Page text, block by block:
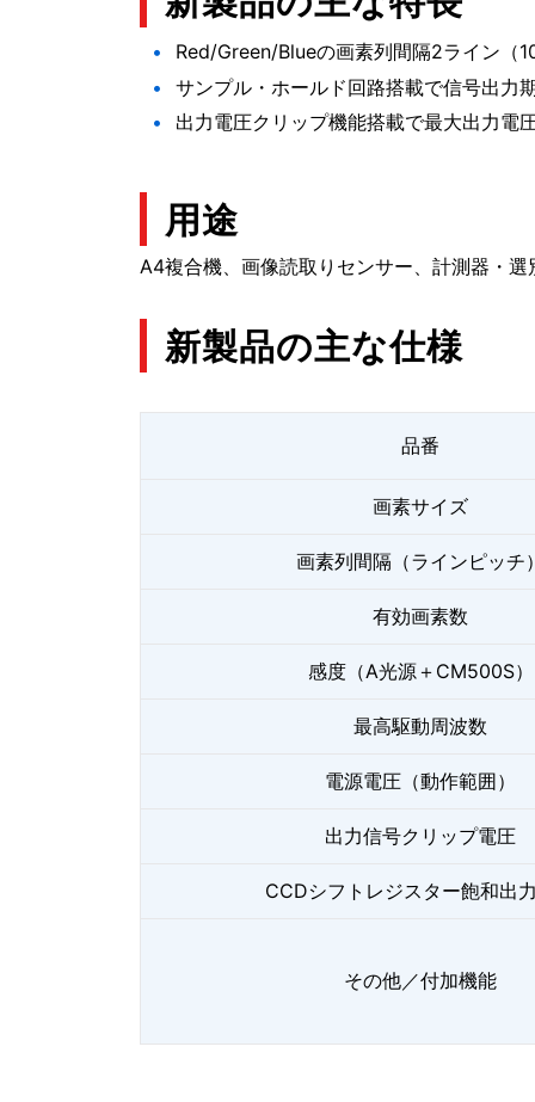
Red/Green/Blueの画素列間隔2ライン（
サンプル・ホールド回路搭載で信号出力
出力電圧クリップ機能搭載で最大出力電
用途
A4複合機、画像読取りセンサー、計測器・
新製品の主な仕様
品番
画素サイズ
画素列間隔（ラインピッチ
有効画素数
感度（A光源＋CM500S）
最高駆動周波数
電源電圧（動作範囲）
出力信号クリップ電圧
CCDシフトレジスター飽和出
その他／付加機能